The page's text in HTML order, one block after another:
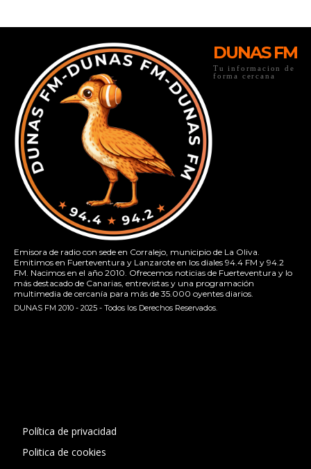
DUNAS FM
Tu informacion de
forma cercana
Emisora de radio con sede en Corralejo, municipio de La Oliva.
Emitimos en Fuerteventura y Lanzarote en los diales 94.4 FM y 94.2
FM. Nacimos en el año 2010. Ofrecemos noticias de Fuerteventura y lo
más destacado de Canarias, entrevistas y una programación
multimedia de cercanía para más de 35.000 oyentes diarios.
DUNAS FM 2010 - 2025 - Todos los Derechos Reservados.
Política de privacidad
Politica de cookies